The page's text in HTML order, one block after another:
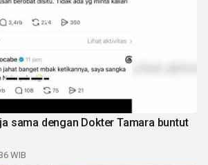
sama dengan Dokter Tamara buntut
WIB